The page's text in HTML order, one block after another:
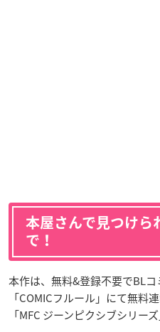
本屋さんで見つけら
で！
本作は、無料&登録不要でBL
「COMICフルール」にて無料
「MFC ジーンピクシブシリー